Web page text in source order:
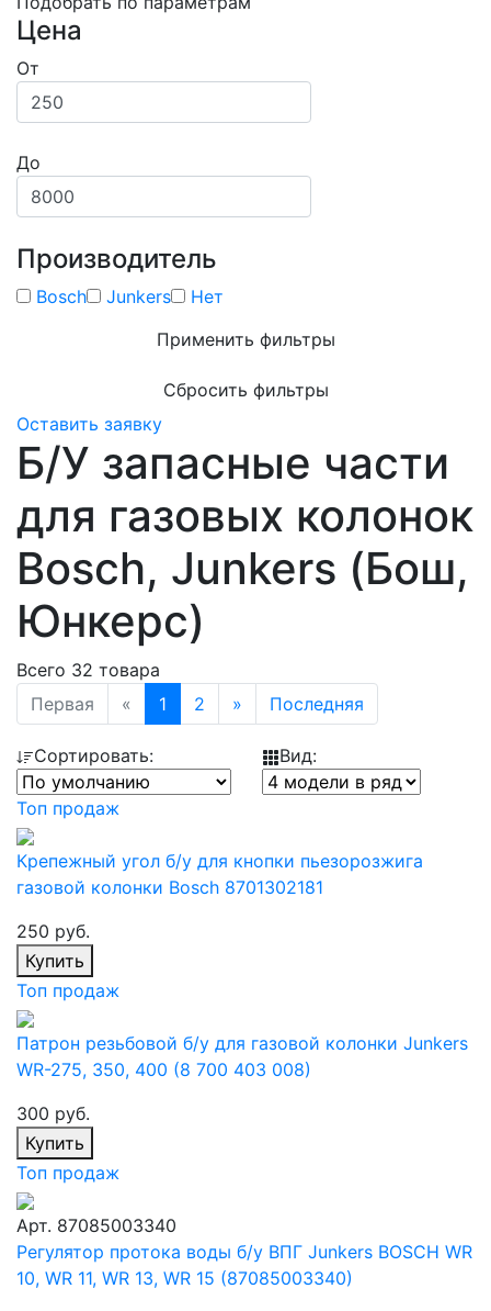
Цена
От
До
Производитель
Bosch Junkers
Нет
Применить фильтры
Сбросить фильтры
Оставить заявку
Б/У запасные части
для газовых колонок
Bosсh, Junkers (Бош,
Юнкерс)
Всего 32 товара
Первая
« 1 2 » Последняя
Сортировать: Вид:
Топ продаж
Крепежный угол б/у для кнопки пьезорозжига
газовой колонки Bosch 8701302181
250 руб.
Купить
Топ продаж
Патрон резьбовой б/у для газовой колонки Junkers
WR-275, 350, 400 (8 700 403 008)
300 руб.
Купить
Топ продаж
Арт. 87085003340
Регулятор протока воды б/у ВПГ Junkers BOSСH WR
10, WR 11, WR 13, WR 15 (87085003340)